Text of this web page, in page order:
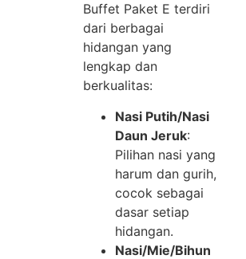
Buffet Paket E terdiri
dari berbagai
hidangan yang
lengkap dan
berkualitas:
Nasi Putih/Nasi
Daun Jeruk:
Pilihan nasi yang
harum dan gurih,
cocok sebagai
dasar setiap
hidangan.
Nasi/Mie/Bihun